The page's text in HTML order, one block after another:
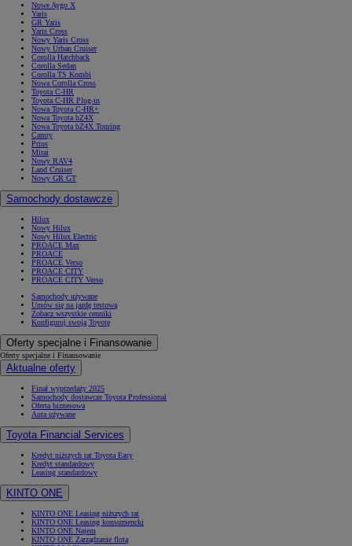
Nowe Aygo X
Yaris
GR Yaris
Yaris Cross
Nowy Yaris Cross
Nowy Urban Cruiser
Corolla Hatchback
Corolla Sedan
Corolla TS Kombi
Nowa Corolla Cross
Toyota C-HR
Toyota C-HR Plug-in
Nowa Toyota C-HR+
Nowa Toyota bZ4X
Nowa Toyota bZ4X Touring
Camry
Prius
Mirai
Nowy RAV4
Land Cruiser
Nowy GR GT
Samochody dostawcze
Hilux
Nowy Hilux
Nowy Hilux Electric
PROACE Max
PROACE
PROACE Verso
PROACE CITY
PROACE CITY Verso
Samochody używane
Umów się na jazdę testową
Zobacz wszystkie cenniki
Konfiguruj swoją Toyotę
Oferty specjalne i Finansowanie
Oferty specjalne i Finansowanie
Aktualne oferty
Finał wyprzedaży 2025
Samochody dostawcze Toyota Professional
Oferta biznesowa
Auta używane
Toyota Financial Services
Kredyt niższych rat Toyota Easy
Kredyt standardowy
Leasing standardowy
KINTO ONE
KINTO ONE Leasing niższych rat
KINTO ONE Leasing konsumencki
KINTO ONE Najem
KINTO ONE Zarządzanie flotą